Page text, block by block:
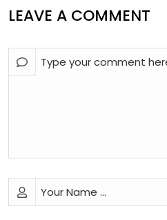
LEAVE A COMMENT